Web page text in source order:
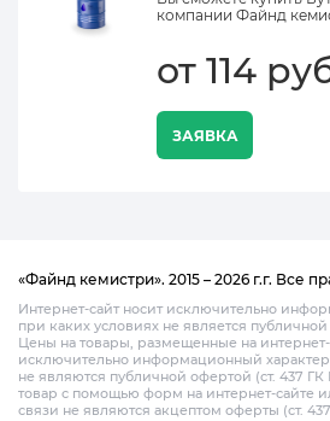
компании Файнд
от 114
ЗАЯВКА
«Файнд кемистри». 2015 – 2026 г.г. Все
Интернет-сайт носит исключительно
при каких условиях не является
Цены на товары, размещенные на интернет-
исключительно информационный
не являются публичной офертой (ст. 437
товар с помощью форм на интернет-сайте
связи не являются акцептом оферты (ст.